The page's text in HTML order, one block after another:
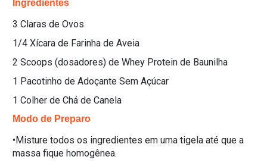
Ingredientes
3 Claras de Ovos
1/4 Xícara de Farinha de Aveia
2 Scoops (dosadores) de Whey Protein de Baunilha
1 Pacotinho de Adoçante Sem Açúcar
1 Colher de Chá de Canela
Modo de Preparo
•Misture todos os ingredientes em uma tigela até que a
massa fique homogênea.